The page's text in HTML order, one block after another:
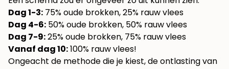
Dag 1-3: 75% oude brokken, 25% rauw vlees
Dag 4-6: 50% oude brokken, 50% rauw vlees
Dag 7-9:25% oude brokken, 75% rauw vlees
Vanaf dag 10:100% rauw vlees!
Ongeacht de methode die je kiest, de ontlasting van